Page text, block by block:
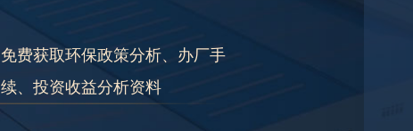
免费获取环保政策分析、办厂手
续、投资收益分析资料